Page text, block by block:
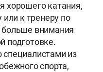
хорошего катания,
или к тренеру по
внимания
подготовке.
из
спорта,